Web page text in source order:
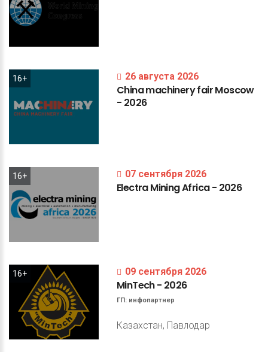
16+ 26 августа 2026
ChinamachineryfairMoscow
- 2026
16+ 07 сентября 2026
ElectraMiningAfrica- 2026
16+ 09 сентября 2026
MinTech- 2026
ГП: инфопартнер
Казахстан, Павлодар